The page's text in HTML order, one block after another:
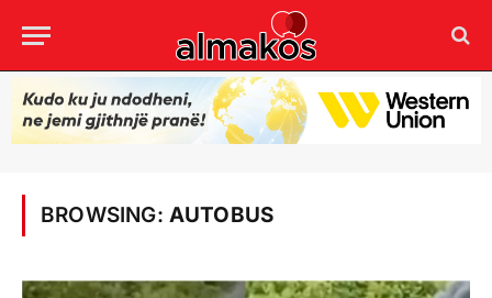
BROWSING: AUTOBUS